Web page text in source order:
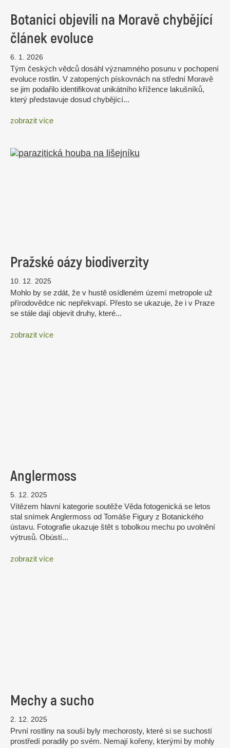
Botanici objevili na Moravě chybějící
článek evoluce
6. 1. 2026
Tým českých vědců dosáhl významného posunu v pochopení
evoluce rostlin. V zatopených pískovnách na střední Moravě
se jim podařilo identifikovat unikátního křížence lakušníků,
který představuje dosud chybějící...
zobrazit více
Pražské oázy biodiverzity
10. 12. 2025
Mohlo by se zdát, že v hustě osídleném území metropole už
přírodovědce nic nepřekvapí. Přesto se ukazuje, že i v Praze
se stále dají objevit druhy, které...
zobrazit více
Anglermoss
5. 12. 2025
Vítězem hlavní kategorie soutěže Věda fotogenická se letos
stal snímek Anglermoss od Tomáše Figury z Botanického
ústavu. Fotografie ukazuje štět s tobolkou mechu po uvolnění
výtrusů. Obústí...
zobrazit více
Mechy a sucho
2. 12. 2025
První rostliny na souši byly mechorosty, které si se suchostí
prostředí poradily po svém. Nemají kořeny, kterými by mohly